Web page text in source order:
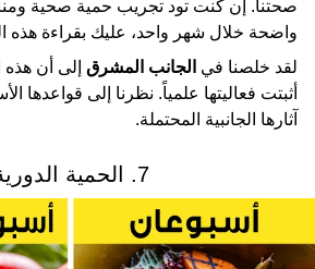
صحتنا. إن كنت تود تجريب حمية صحية
واضحة خلال شهر واحد، عليك بقراءة هذه
لقد خلصنا في الجانب المشرق
أثبتت فعاليتها علمياً. نظرنا إلى قواعدها
آثارها الجانبية المحتملة.
7. الحمية الدورية